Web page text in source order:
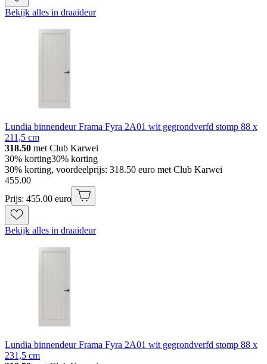
Bekijk alles in draaideur
Lundia binnendeur Frama Fyra 2A01 wit gegrondverfd stomp 88 x
211,5 cm
318.50 met Club Karwei
30% korting30% korting
30% korting, voordeelprijs: 318.50 euro met Club Karwei
455.00
Prijs: 455.00 euro
Bekijk alles in draaideur
Lundia binnendeur Frama Fyra 2A01 wit gegrondverfd stomp 88 x
231,5 cm